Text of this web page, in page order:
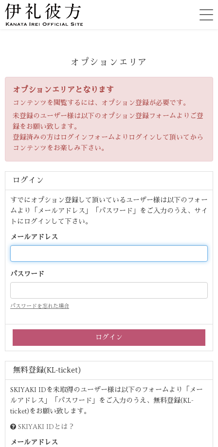
オプションエリア
オプションエリアとなります
コンテンツを閲覧するには、オプション登録が必要です。
未登録のユーザー様は以下のオプション登録フォームよりご登
録をお願い致します。
登録済みの方はログインフォームよりログインして頂いてから
コンテンツをお楽しみ下さい。
ログイン
すでにオプション登録して頂いているユーザー様は以下のフォー
ムより「メールアドレス」「パスワード」をご入力のうえ、サイ
トにログインして下さい。
メールアドレス
パスワード
パスワードを忘れた場合
無料登録(KL-ticket)
SKIYAKI IDを未取得のユーザー様は以下のフォームより「メー
ルアドレス」「パスワード」をご入力のうえ、無料登録(KL-
ticket)をお願い致します。
SKIYAKI IDとは？
メールアドレス